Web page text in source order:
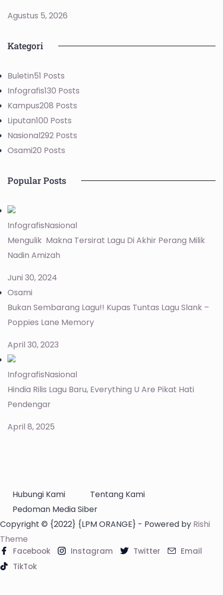
Agustus 5, 2026
Kategori
Buletin51 Posts
Infografis130 Posts
Kampus208 Posts
Liputan100 Posts
Nasional292 Posts
Osami20 Posts
Popular Posts
InfografisNasional
Mengulik Makna Tersirat Lagu Di Akhir Perang Milik
Nadin Amizah
Juni 30, 2024
Osami
Bukan Sembarang Lagu!! Kupas Tuntas Lagu Slank –
Poppies Lane Memory
April 30, 2023
InfografisNasional
Hindia Rilis Lagu Baru, Everything U Are Pikat Hati
Pendengar
April 8, 2025
Hubungi Kami
Tentang Kami
Pedoman Media Siber
Copyright © {2022} {LPM ORANGE} - Powered by Rishi
Theme
Facebook Instagram Twitter
Email
TikTok